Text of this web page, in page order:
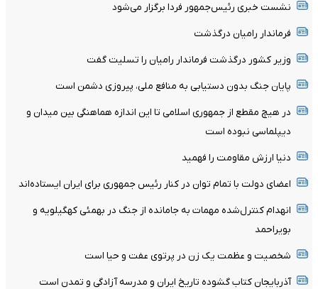
نشست خبری رئیس‌جمهور فردا برگزار می‌شود
فرماندار رامیان درگذشت
وزیر کشور درگذشت فرماندار رامیان را تسلیت گفت
پایان جنگ بدون دستیابی به منافع ملی، پیروزی دشمن است
در هیچ مقطع از جمهوری اسلامی تا این اندازه هماهنگی بین میدان و
دیپلماسی نبوده است
دنیا ارزش مقاومت را فهمید
اعضای دولت با تمام توان در کنار رئیس جمهوری برای ایران ایستاده‌اند
انهدام کنترل‌شده مهمات به‌ جامانده از جنگ در بهمئی کهگیلویه و
بویراحمد
شخصیت و عظمت یک زن در پرتوی عفت و حیا است
آذربایجان کتاب گشوده تاریخ ایران و مدرسه آزادگی و تمدن است